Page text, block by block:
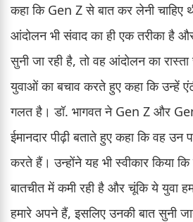
कहा कि Gen Z से बात कर लेनी चाहिए
आंदोलन भी संवाद का ही एक तरीका है
सुनी जा रही है, तो वह आंदोलन का
युवाओं का बचाव करते हुए कहा कि उन्हें
गलत है। डॉ. भागवत ने Gen Z और
ईमानदार पीढ़ी बताते हुए कहा कि वह
करते हैं। उन्होंने यह भी स्वीकार किया
बातचीत में कमी रही है और चूंकि ये युवा
हमारे अपने हैं, इसलिए उनकी बात सुनी